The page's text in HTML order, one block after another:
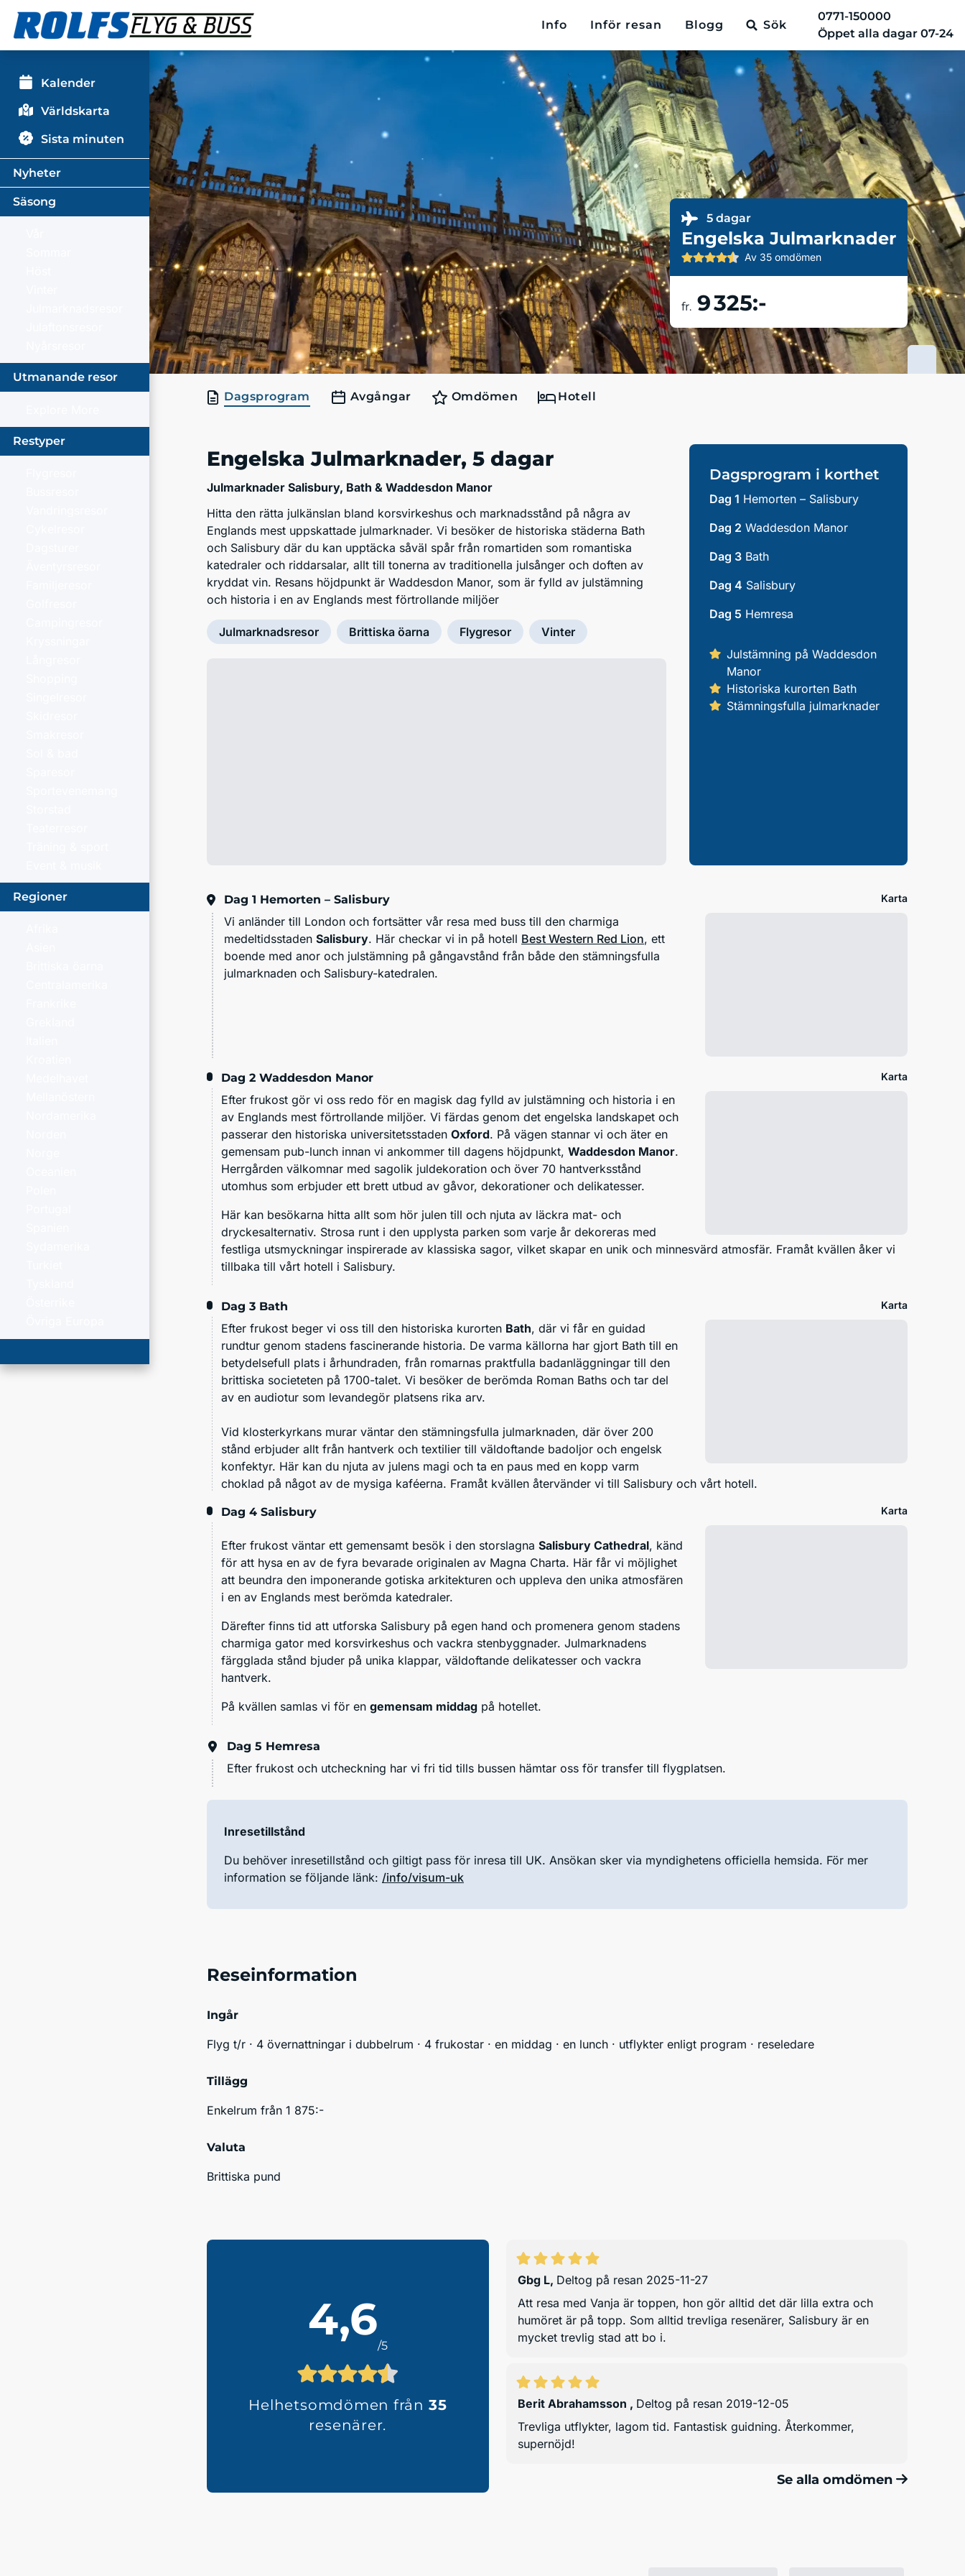
Info Inför resan Blogg Sök
0771-150000
Öppet alla dagar 07-24
Kalender
Världskarta
Sista minuten
Nyheter
Säsong
Utmanande resor
Restyper
Regioner
5 dagar
Engelska Julmarknader
Av 35 omdömen
fr. 9 325:-
Dagsprogram Avgångar Omdömen Hotell
Engelska Julmarknader, 5 dagar
Julmarknader Salisbury, Bath & Waddesdon Manor
Hitta den rätta julkänslan bland korsvirkeshus och marknadsstånd på några av
Englands mest uppskattade julmarknader. Vi besöker de historiska städerna Bath
och Salisbury där du kan upptäcka såväl spår från romartiden som romantiska
katedraler och riddarsalar, allt till tonerna av traditionella julsånger och doften av
kryddat vin. Resans höjdpunkt är Waddesdon Manor, som är fylld av julstämning
och historia i en av Englands mest förtrollande miljöer
Julmarknadsresor Brittiska öarna Flygresor Vinter
Dagsprogram i korthet
Dag 1 Hemorten – Salisbury
Dag 2 Waddesdon Manor
Dag 3 Bath
Dag 4 Salisbury
Dag 5 Hemresa
Julstämning på Waddesdon
Manor
Historiska kurorten Bath
Stämningsfulla julmarknader
Dag 1 Hemorten – Salisbury Karta
Vi anländer till London och fortsätter vår resa med buss till den charmiga
medeltidsstaden Salisbury. Här checkar vi in på hotell Best Western Red Lion, ett
boende med anor och julstämning på gångavstånd från både den stämningsfulla
julmarknaden och Salisbury-katedralen.
Dag 2 Waddesdon Manor Karta
Efter frukost gör vi oss redo för en magisk dag fylld av julstämning och historia i en
av Englands mest förtrollande miljöer. Vi färdas genom det engelska landskapet och
passerar den historiska universitetsstaden Oxford. På vägen stannar vi och äter en
gemensam pub-lunch innan vi ankommer till dagens höjdpunkt, Waddesdon Manor.
Herrgården välkomnar med sagolik juldekoration och över 70 hantverksstånd
utomhus som erbjuder ett brett utbud av gåvor, dekorationer och delikatesser.
Här kan besökarna hitta allt som hör julen till och njuta av läckra mat- och
dryckesalternativ. Strosa runt i den upplysta parken som varje år dekoreras med
festliga utsmyckningar inspirerade av klassiska sagor, vilket skapar en unik och minnesvärd atmosfär. Framåt kvällen åker vi
tillbaka till vårt hotell i Salisbury.
Dag 3 Bath Karta
Efter frukost beger vi oss till den historiska kurorten Bath, där vi får en guidad
rundtur genom stadens fascinerande historia. De varma källorna har gjort Bath till en
betydelsefull plats i århundraden, från romarnas praktfulla badanläggningar till den
brittiska societeten på 1700-talet. Vi besöker de berömda Roman Baths och tar del
av en audiotur som levandegör platsens rika arv.
Vid klosterkyrkans murar väntar den stämningsfulla julmarknaden, där över 200
stånd erbjuder allt från hantverk och textilier till väldoftande badoljor och engelsk
konfektyr. Här kan du njuta av julens magi och ta en paus med en kopp varm
choklad på något av de mysiga kaféerna. Framåt kvällen återvänder vi till Salisbury och vårt hotell.
Dag 4 Salisbury Karta
Efter frukost väntar ett gemensamt besök i den storslagna Salisbury Cathedral, känd
för att hysa en av de fyra bevarade originalen av Magna Charta. Här får vi möjlighet
att beundra den imponerande gotiska arkitekturen och uppleva den unika atmosfären
i en av Englands mest berömda katedraler.
Därefter finns tid att utforska Salisbury på egen hand och promenera genom stadens
charmiga gator med korsvirkeshus och vackra stenbyggnader. Julmarknadens
färgglada stånd bjuder på unika klappar, väldoftande delikatesser och vackra
hantverk.
På kvällen samlas vi för en gemensam middag på hotellet.
Dag 5 Hemresa
Efter frukost och utcheckning har vi fri tid tills bussen hämtar oss för transfer till flygplatsen.
Inresetillstånd
Du behöver inresetillstånd och giltigt pass för inresa till UK. Ansökan sker via myndighetens officiella hemsida. För mer
information se följande länk: /info/visum-uk
Reseinformation
Ingår
Flyg t/r · 4 övernattningar i dubbelrum · 4 frukostar · en middag · en lunch · utflykter enligt program · reseledare
Tillägg
Enkelrum från 1 875:-
Valuta
Brittiska pund
4,6
/5
Helhetsomdömen från 35
resenärer.
Gbg L, Deltog på resan 2025-11-27
Att resa med Vanja är toppen, hon gör alltid det där lilla extra och
humöret är på topp. Som alltid trevliga resenärer, Salisbury är en
mycket trevlig stad att bo i.
Berit Abrahamsson , Deltog på resan 2019-12-05
Trevliga utflykter, lagom tid. Fantastisk guidning. Återkommer,
supernöjd!
Se alla omdömen